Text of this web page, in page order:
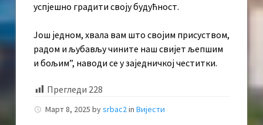
успјешно градити своју будућност.
Још једном, хвала вам што својим присуством,
радом и љубављу чините наш свијет љепшим
и бољим”, наводи се у заједничкој честитки.
Прегледи 228
Март 8, 2025 bysrbac2in Вијести